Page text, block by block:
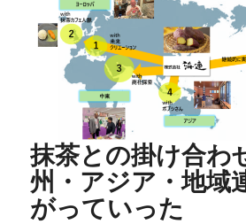
抹茶との掛け合わ
州・アジア・地域
がっていった